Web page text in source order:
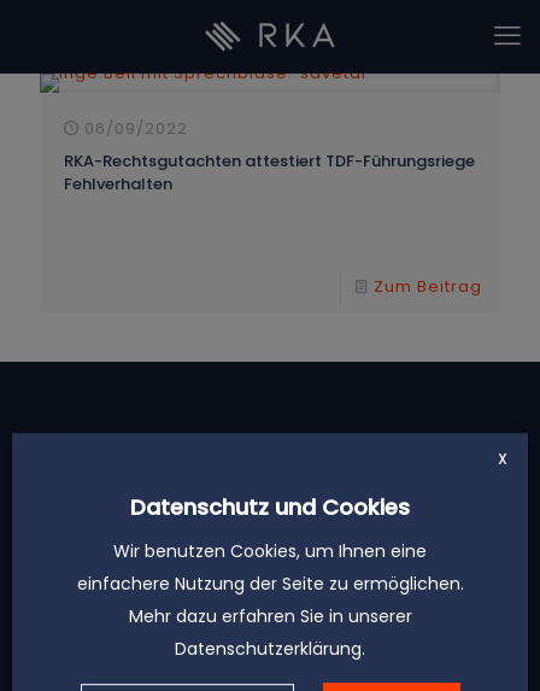
06/09/2022
RKA-Rechtsgutachten attestiert TDF-Führungsriege
Fehlverhalten
Zum Beitrag
X
Datenschutz und Cookies
Wir benutzen Cookies, um Ihnen eine
einfachere Nutzung der Seite zu ermöglichen.
Mehr dazu erfahren Sie in unserer
Datenschutzerklärung.